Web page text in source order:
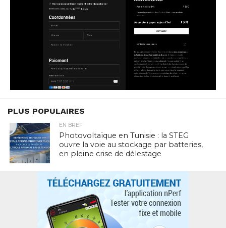
PLUS POPULAIRES
EN BREF
Photovoltaïque en Tunisie : la STEG
ouvre la voie au stockage par batteries,
en pleine crise de délestage